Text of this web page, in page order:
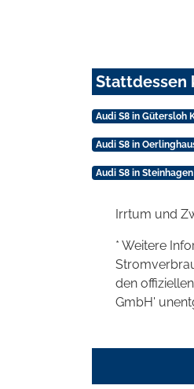
Stattdessen
Audi S8 in Gütersloh
Audi S8 in
Audi S8 in
Irrtum und
* Weitere
den
GmbH'